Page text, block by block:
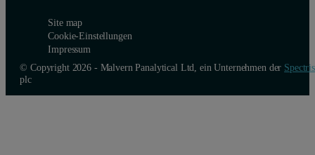
Site map
Cookie-Einstellungen
Impressum
© Copyright 2026 - Malvern Panalytical Ltd, ein Unternehmen der Spectris
plc